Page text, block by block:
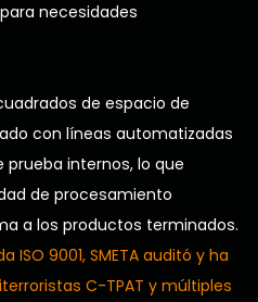
para necesidades
de espacio de
con líneas automatizadas
prueba internos, lo que
de procesamiento
a los productos terminados.
9001, SMETA auditó y ha
C-TPAT y múltiples